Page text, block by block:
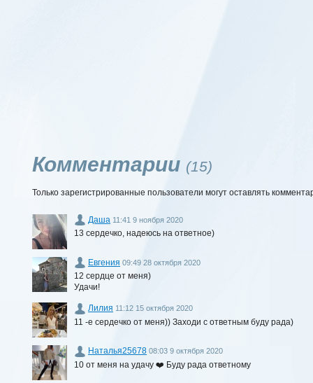
Комментарии (15)
Только зарегистрированные пользователи могут оставлять
Даша 11:41 9 ноября 2020
13 сердечко, надеюсь на ответное)
Евгения 09:49 28 октября 2020
12 сердце от меня)
Удачи!
Лилия 11:12 15 октября 2020
11 -е сердечко от меня)) Заходи с ответным буду рада)
Наталья25678 08:03 9 октября 2020
10 от меня на удачу ❤️ Буду рада ответному